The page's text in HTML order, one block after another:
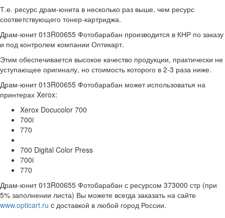
Т.е. ресурс драм-юнита в несколько раз выше, чем ресурс
соответствующего тонер-картриджа.
Драм-юнит 013R00655 Фотобарабан производится в КНР по заказу
и под контролем компании Оптикарт.
Этим обеспечивается высокое качество продукции, практически не
уступающее оригиналу, но стоимость которого в 2-3 раза ниже.
Драм-юнит 013R00655 Фотобарабан может использоватья на
принтерах Xerox:
Xerox Docucolor 700
700i
770
700 Digital Color Press
700i
770
Драм-юнит 013R00655 Фотобарабан с ресурсом 373000 стр (при
5% заполнении листа) Вы можете всегда заказать на сайте
www.opticart.ru c доставкой в любой город России.